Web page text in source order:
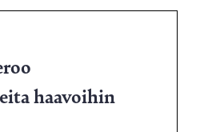
haavoihin